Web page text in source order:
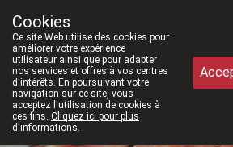
011/610300
Cookies
Ce site Web utilise des cookies pour
améliorer votre expérience
utilisateur ainsi que pour adapter
nos services et offres à vos centres
d'intérêts. En poursuivant votre
navigation sur ce site, vous
acceptez l'utilisation de cookies à
ces fins. Cliquez ici pour plus
d'informations.